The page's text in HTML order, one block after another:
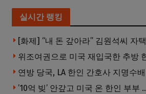
실시간 랭킹